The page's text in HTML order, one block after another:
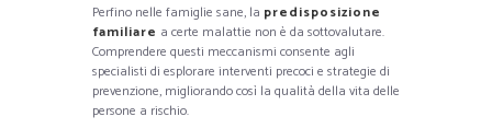
Perfino nelle famiglie sane, la predisposizione
familiare a certe malattie non è da sottovalutare.
Comprendere questi meccanismi consente agli
specialisti di esplorare interventi precoci e strategie di
prevenzione, migliorando così la qualità della vita delle
persone a rischio.